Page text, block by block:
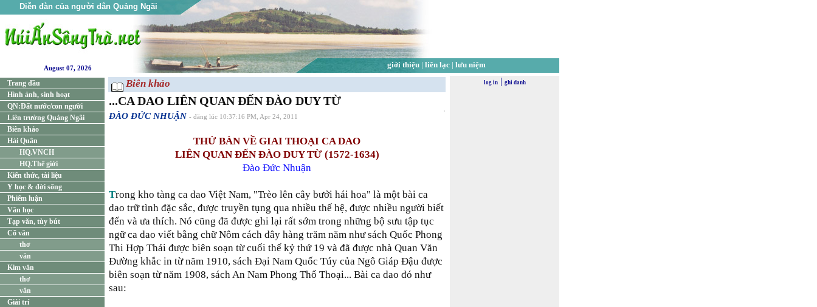
Diễn đàn của người dân Quảng Ngãi
giới thiệu| liên lạc| lưu niệm
August 07, 2026
Trang đầu
Hình ảnh, sinh hoạt
QN:Đất nước/con người
Liên trường Quảng Ngãi
Biên khảo
Hải Quân
HQ.VNCH
HQ.Thế giới
Kiến thức, tài liệu
Y học & đời sống
Phiếm luận
Văn học
Tạp văn, tùy bút
Cổ văn
thơ
văn
Kim văn
thơ
văn
Giải trí
Biên khảo
...CA DAO LIÊN QUAN ĐẾN ĐÀO DUY TỪ
ĐÀO ĐỨC NHUẬN - đăng lúc 10:37:16 PM, Apr 24, 2011
THỬ BÀN VỀ GIAI THOẠI CA DAO
LIÊN QUAN ĐẾN ĐÀO DUY TỪ (1572-1634)
Đào Đức Nhuận
Trong kho tàng ca dao Việt Nam, "Trèo lên cây bưởi hái hoa" là một bài ca
dao trữ tình đặc sắc, được truyền tụng qua nhiều thế hệ, được nhiều người biết
đến và ưa thích. Nó cũng đã được ghi lại rất sớm trong những bộ sưu tập tục
ngữ ca dao viết bằng chữ Nôm cách đây hàng trăm năm như sách Quốc Phong
Thi Hợp Thái được biên soạn từ cuối thế kỷ thứ 19 và đã được nhà Quan Văn
Đường khắc in từ năm 1910, sách Đại Nam Quốc Túy của Ngô Giáp Đậu được
biên soạn từ năm 1908, sách An Nam Phong Thổ Thoại... Bài ca dao đó như
sau:
log in| ghi danh